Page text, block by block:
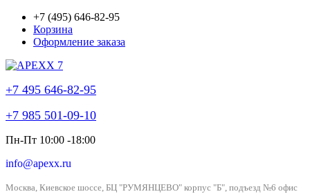
+7 (495) 646-82-95
Корзина
Оформление заказа
+7 495 646-82-95
+7 985 501-09-10
Пн-Пт 10:00 -18:00
info@apexx.ru
Москва, Киевское шоссе, БЦ "РУМЯНЦЕВО" корпус "Б", подъезд №6 офис